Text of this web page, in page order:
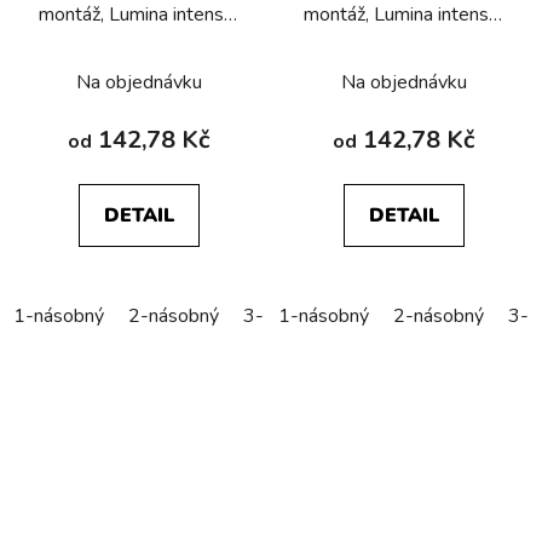
montáž, Lumina intense,
Na objednávku
od 142,78 Kč
DETAIL
1-násobný 2-násobný 3-násobný
montáž, Lumina intense,
Na objednávku
od 142,78 Kč
DETAIL
1-násobný 2-násobný 3-